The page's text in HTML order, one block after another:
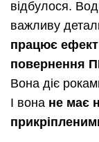
відбулося.
важливу
працює
повернення
Вона діє
І вона не має